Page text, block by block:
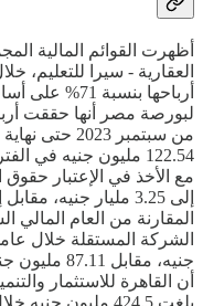
أظهرت القوائم المالية
العقارية - سيرا للتعليم،
أرباحها
122.54 مليون جنيه في
مع الأخذ في الإعتبار حقوق
المقارنة من العام المالي
جنيه،
أن القاهرة للاستثمار